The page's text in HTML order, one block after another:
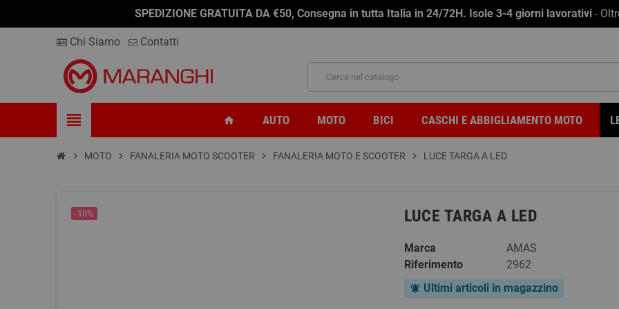
SPEDIZIONE GRATUITA DA €50, Consegna in tutta Italia in 24/72H. Isole 3-4 giorni lavorativi -
Chi Siamo Contatti
view_headline home AUTO MOTO BICI CASCHI E ABBIGLIAMENTO MOTO
chevron_right MOTO chevron_right FANALERIA MOTO SCOOTER chevron_right FANALERIA MOTO E SCOOTER chevron_right LUCE TARGA A LED
-10% LUCE TARGA A LED
Marca
AMAS
Riferimento
2962
notifications_active Ultimi articoli in magazzino